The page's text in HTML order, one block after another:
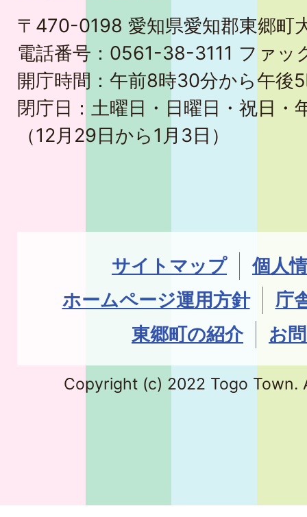
〒470-0198 愛知県愛知郡東郷町
電話番号：0561-38-3111 ファ
開庁時間：午前8時30分から午後
閉庁日：土曜日・日曜日・祝日・
（12月29日から1月3日）
サイトマップ
個人
ホームページ運用方針
庁
東郷町の紹介
お
Copyright (c) 2022 Togo Town.